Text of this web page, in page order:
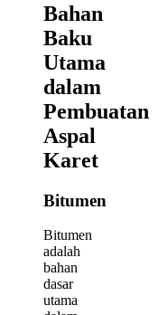
Bahan
Baku
Utama
dalam
Pembuatan
Aspal
Karet
Bitumen
Bitumen
adalah
bahan
dasar
utama